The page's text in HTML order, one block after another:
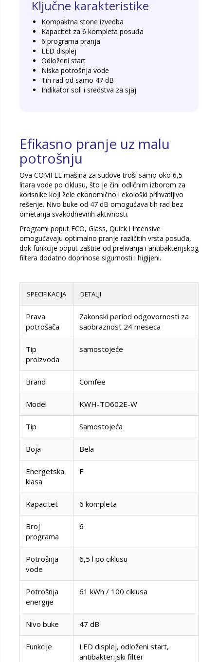
Ključne karakteristike
Kompaktna stone izvedba
Kapacitet za 6 kompleta posuđa
6 programa pranja
LED displej
Odloženi start
Niska potrošnja vode
Tih rad od samo 47 dB
Indikator soli i sredstva za sjaj
Efikasno pranje uz malu
potrošnju
Ova COMFEE mašina za sudove troši samo oko 6,5
litara vode po ciklusu, što je čini odličnim izborom za
korisnike koji žele ekonomično i ekološki prihvatljivo
rešenje. Nivo buke od 47 dB omogućava tih rad bez
ometanja svakodnevnih aktivnosti.
Programi poput ECO, Glass, Quick i Intensive
omogućavaju optimalno pranje različitih vrsta posuđa,
dok funkcije poput zaštite od prelivanja i antibakterijskog
filtera dodatno doprinose sigurnosti i higijeni.
SPECIFIKACIJA DETALJI
Prava
potrošača
Zakonski period odgovornosti za
saobraznost 24 meseca
Tip
proizvoda
samostojeće
Brand Comfee
Model KWH-TD602E-W
Tip Samostojeća
Boja Bela
Energetska
klasa
F
Kapacitet 6 kompleta
Broj
programa
6
Potrošnja
vode
6,5 l po ciklusu
Potrošnja
energije
61 kWh / 100 ciklusa
Nivo buke 47 dB
Funkcije
LED displej, odloženi start,
antibakterijski filter